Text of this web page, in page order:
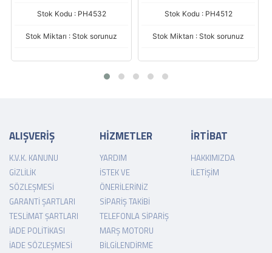
Stok Kodu : PH4532
Stok Miktarı : Stok sorunuz
Stok Kodu : PH4512
Stok Miktarı : Stok sorunuz
ALIŞVERİŞ
K.V.K. KANUNU
GIZLILIK
SÖZLEŞMESI
GARANTI ŞARTLARI
TESLIMAT ŞARTLARI
İADE POLITIKASI
İADE SÖZLEŞMESI
HİZMETLER
YARDIM
İSTEK VE
ÖNERILERINIZ
SIPARIŞ TAKIBI
TELEFONLA SIPARIŞ
MARŞ MOTORU
BILGILENDIRME
İRTİBAT
HAKKIMIZDA
İLETIŞIM